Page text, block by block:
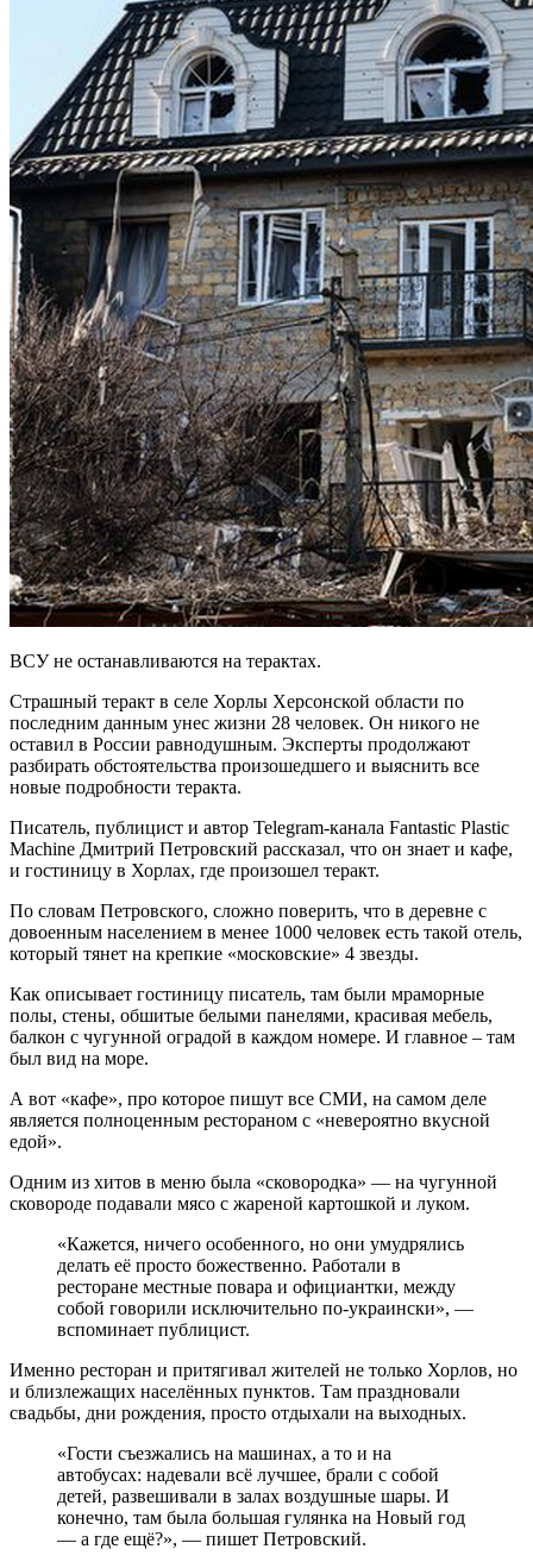
ВСУ не останавливаются на терактах.
Страшный теракт в селе Хорлы Херсонской области по
последним данным унес жизни 28 человек. Он никого не
оставил в России равнодушным. Эксперты продолжают
разбирать обстоятельства произошедшего и выяснить все
новые подробности теракта.
Писатель, публицист и автор Telegram-канала Fantastic Plastic
Machine Дмитрий Петровский рассказал, что он знает и кафе,
и гостиницу в Хорлах, где произошел теракт.
По словам Петровского, сложно поверить, что в деревне с
довоенным населением в менее 1000 человек есть такой отель,
который тянет на крепкие «московские» 4 звезды.
Как описывает гостиницу писатель, там были мраморные
полы, стены, обшитые белыми панелями, красивая мебель,
балкон с чугунной оградой в каждом номере. И главное – там
был вид на море.
А вот «кафе», про которое пишут все СМИ, на самом деле
является полноценным рестораном с «невероятно вкусной
едой».
Одним из хитов в меню была «сковородка» — на чугунной
сковороде подавали мясо с жареной картошкой и луком.
«Кажется, ничего особенного, но они умудрялись
делать её просто божественно. Работали в
ресторане местные повара и официантки, между
собой говорили исключительно по-украински», —
вспоминает публицист.
Именно ресторан и притягивал жителей не только Хорлов, но
и близлежащих населённых пунктов. Там праздновали
свадьбы, дни рождения, просто отдыхали на выходных.
«Гости съезжались на машинах, а то и на
автобусах: надевали всё лучшее, брали с собой
детей, развешивали в залах воздушные шары. И
конечно, там была большая гулянка на Новый год
— а где ещё?», — пишет Петровский.